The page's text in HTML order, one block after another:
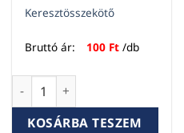
Keresztösszekötő
Bruttó ár: 100 Ft /db
Keresztösszekötő mennyiség
KOSÁRBA TESZEM